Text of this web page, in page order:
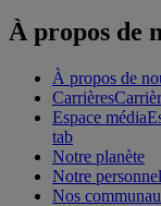
À propos de
À propos de
Carrières
Espace média
tab
Notre planète
Notre personnel
Nos